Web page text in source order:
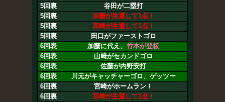
5回裏
谷田が二塁打
5回裏
加藤が生還して1点！
5回裏
高崎が生還して1点！
5回裏
田口がファーストゴロ
6回表
加藤に代え、 竹本が登板
6回表
山﨑がセカンドゴロ
6回表
佐藤が内野安打
6回表
川元がキャッチャーゴロ、ゲッツー
6回裏
宮崎がホームラン！
6回裏
宮崎が生還して1点！